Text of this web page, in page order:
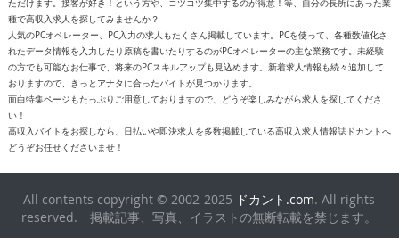
ただけます。接客が好き！という方や、コツコツ集中するのが得意！等、自分の長所にあった業
種で高収入求人を探してみませんか？
人気のPCオペレーター、PC入力の求人もたくさん掲載しています。PCを使って、各種数値化さ
れたデータ情報を入力したり原稿を書いたりするのがPCオペレーターの主な業務です。未経験
の方でも可能なお仕事で、将来のPCスキルアップも見込めます。新着求人情報も続々追加して
おりますので、きっとアナタに合ったバイトが見つかります。
面白特集ページもたっぷりご用意しておりますので、どうぞ楽しみながら求人を探してくださ
い！
高収入バイトをお探しなら、日払いや即決求人を多数掲載している高収入求人情報誌ドカントへ
どうぞお任せくださいませ！
All contents copyright © 2002-2025 ドカント.com. All rights
reserved. 掲載記事、写真、イラストの無断転載を禁じます。